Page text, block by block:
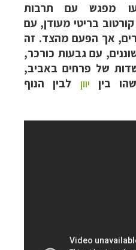
מפגש עם תרבות
בריטי מעודן, עם
אך הפעם מהצד. זה
עם גבעות כורכר,
של פרחים באביב,
בין יוון לבין הנוף